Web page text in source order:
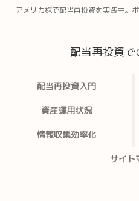
アメリカ株で配当再投資を実践中。
配当再投資
配当再投資入門
資産運用状況
情報収集効率化
サイト